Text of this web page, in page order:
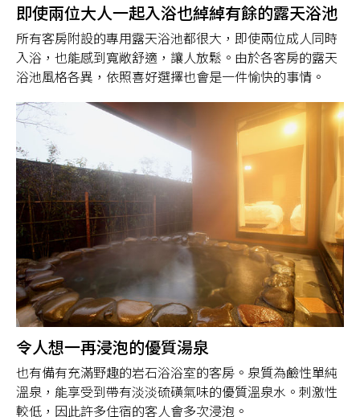
即使兩位大人一起入浴也綽綽有餘的露天浴池
所有客房附設的專用露天浴池都很大，即使兩位成人同時
入浴，也能感到寬敞舒適，讓人放鬆。由於各客房的露天
浴池風格各異，依照喜好選擇也會是一件愉快的事情。
令人想一再浸泡的優質湯泉
也有備有充滿野趣的岩石浴浴室的客房。泉質為鹼性單純
溫泉，能享受到帶有淡淡硫磺氣味的優質溫泉水。刺激性
較低，因此許多住宿的客人會多次浸泡。